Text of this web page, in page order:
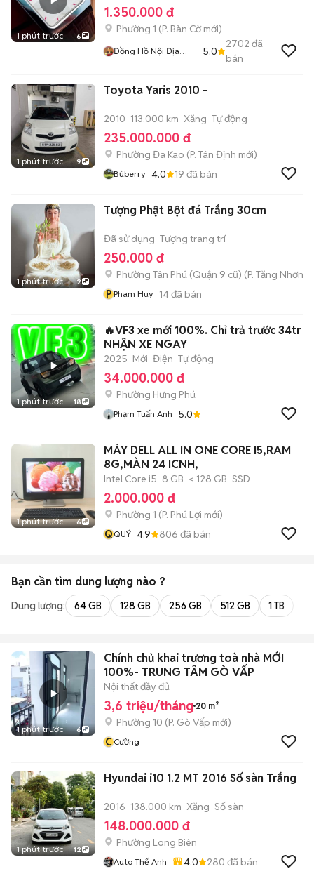
1 phút trước 6
1.350.000 đ
Phường 1 (P. Bàn Cờmới)
Đồng Hồ Nội Địa
5.0
2702 đã
bán
1 phút trước 9
Toyota Yaris 2010 -
2010 113.000 km Xăng Tự động
235.000.000 đ
Phường Đa Kao (P. Tân Định mới)
Bủberry 4.0 19 đã bán
1 phút trước 2
Tượng Phật Bột đá Trắng 30cm
Đã sử dụng Tượng trang trí
250.000 đ
Phường Tân Phú (Quận 9 cũ) (P. Tăng Nhơn
P Pham Huy 14đã bán
1 phút trước 18
🔥VF3 xe mới 100%. Chỉ trả trước 34tr
NHẬN XE NGAY
2025 Mới Điện Tự động
34.000.000 đ
Phường Hưng Phú
Phạm Tuấn Anh 5.0
1 phút trước 6
MÁY DELL ALL IN ONE CORE I5,RAM
8G,MÀN 24 ICNH,
Intel Core i5 8 GB < 128 GB SSD
2.000.000 đ
Phường 1 (P. Phú Lợi mới)
QQUÝ 4.9 806 đã bán
Bạn cần tìm dung lượng nào ?
Dung lượng: 64 GB 128 GB 256 GB 512 GB 1 TB
1 phút trước 6
Chính chủ khai trương toà nhà MỚI
100%- TRUNG TÂM GÒ VẤP
Nội thất đầy đủ
3,6 triệu/tháng 20 m²
Phường 10 (P. Gò Vấp mới)
CCường
1 phút trước 12
Hyundai i10 1.2 MT 2016 Số sàn Trắng
2016 138.000 km Xăng Số sàn
148.000.000 đ
Phường Long Biên
Auto Thế Anh 4.0 280 đã bán